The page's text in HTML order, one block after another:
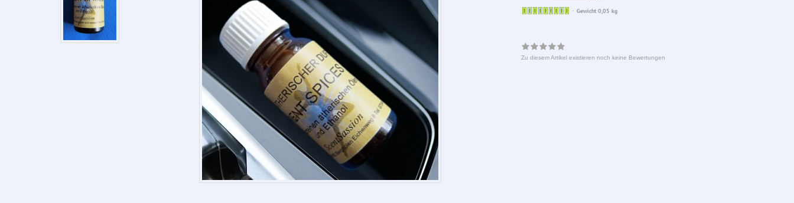
Sofort
Gewicht 0,05 kg
Zu diesem Artikel existieren noch keine Bewertungen